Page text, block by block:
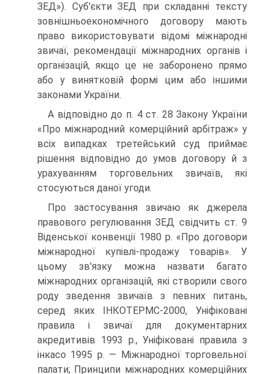
ЗЕД»). Суб'єкти ЗЕД при складанні тексту
зовнішньо­економічного договору мають
право використовувати відомі між­народні
звичаї, рекомендації міжнародних органів і
організацій, якщо це не заборонено прямо
або у винятковій формі цим або іншими
законами України.
А відповідно до п. 4 ст. 28 Закону України
«Про міжнародний комерційний арбітраж» у
всіх випадках третейський суд приймає
рішення відповідно до умов договору й з
урахуванням торговельних звичаїв, які
стосуються даної угоди.
Про застосування звичаю як джерела
правового регулювання ЗЕД свідчить ст. 9
Віденської конвенції 1980 р. «Про договори
міжнародної купівлі-продажу товарів». У
цьому зв'язку можна назвати багато
міжнародних організацій, які створили свого
роду зведення звичаїв з певних питань,
серед яких ІНКОТЕРМС-2000, Уніфіковані
правила і звичаї для документарних
акредитивів 1993 р., Уніфіковані правила з
інкасо 1995 р. — Міжнародної торговельної
палати; Принципи міжнародних комерційних